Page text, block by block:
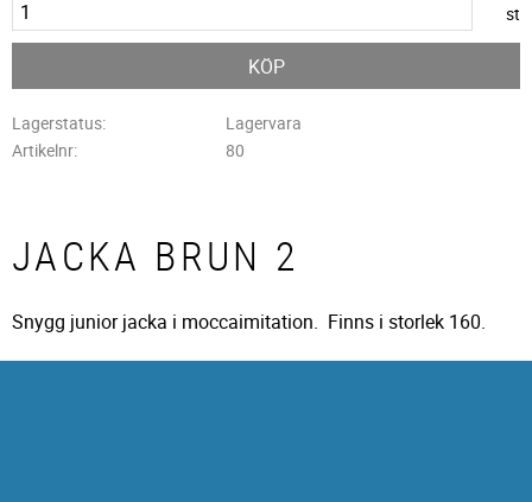
st
KÖP
Lagerstatus
Lagervara
Artikelnr
80
JACKA BRUN 2
Snygg junior jacka i moccaimitation. Finns i storlek 160.